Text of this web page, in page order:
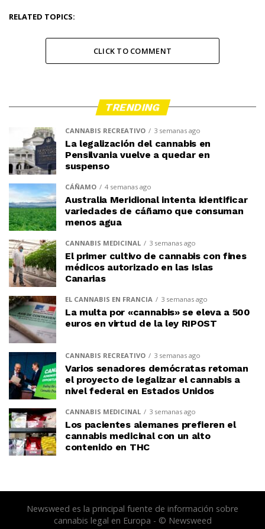
RELATED TOPICS:
CLICK TO COMMENT
TRENDING
CANNABIS RECREATIVO 3 semanas ago
La legalización del cannabis en
Pensilvania vuelve a quedar en
suspenso
CÁÑAMO 4 semanas ago
Australia Meridional intenta identificar
variedades de cáñamo que consuman
menos agua
CANNABIS MEDICINAL 3 semanas ago
El primer cultivo de cannabis con fines
médicos autorizado en las Islas
Canarias
EL CANNABIS EN FRANCIA 3 semanas ago
La multa por «cannabis» se eleva a 500
euros en virtud de la ley RIPOST
CANNABIS RECREATIVO 3 semanas ago
Varios senadores demócratas retoman
el proyecto de legalizar el cannabis a
nivel federal en Estados Unidos
CANNABIS MEDICINAL 3 semanas ago
Los pacientes alemanes prefieren el
cannabis medicinal con un alto
contenido en THC
Newsweed es la principal fuente de información sobre
cannabis legal en Europa - © Newsweed